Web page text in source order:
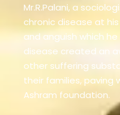
Mr.R.Palani, a
chronic disease at
and anguish which
disease created an
other suffering
their families, paving
Ashram foundation.